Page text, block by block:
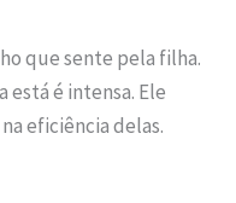
que sente pela filha.
está é intensa. Ele
eficiência delas.